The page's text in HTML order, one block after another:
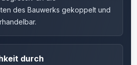
des Bauwerks gekoppelt und
durch